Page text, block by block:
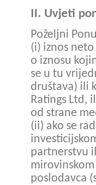
II. Uvjeti
Poželjni
(i) iznos
o iznosu
se u tu
društava) ili
Ratings Ltd,
od strane
(ii) ako se
partnerstvu
poslodavca